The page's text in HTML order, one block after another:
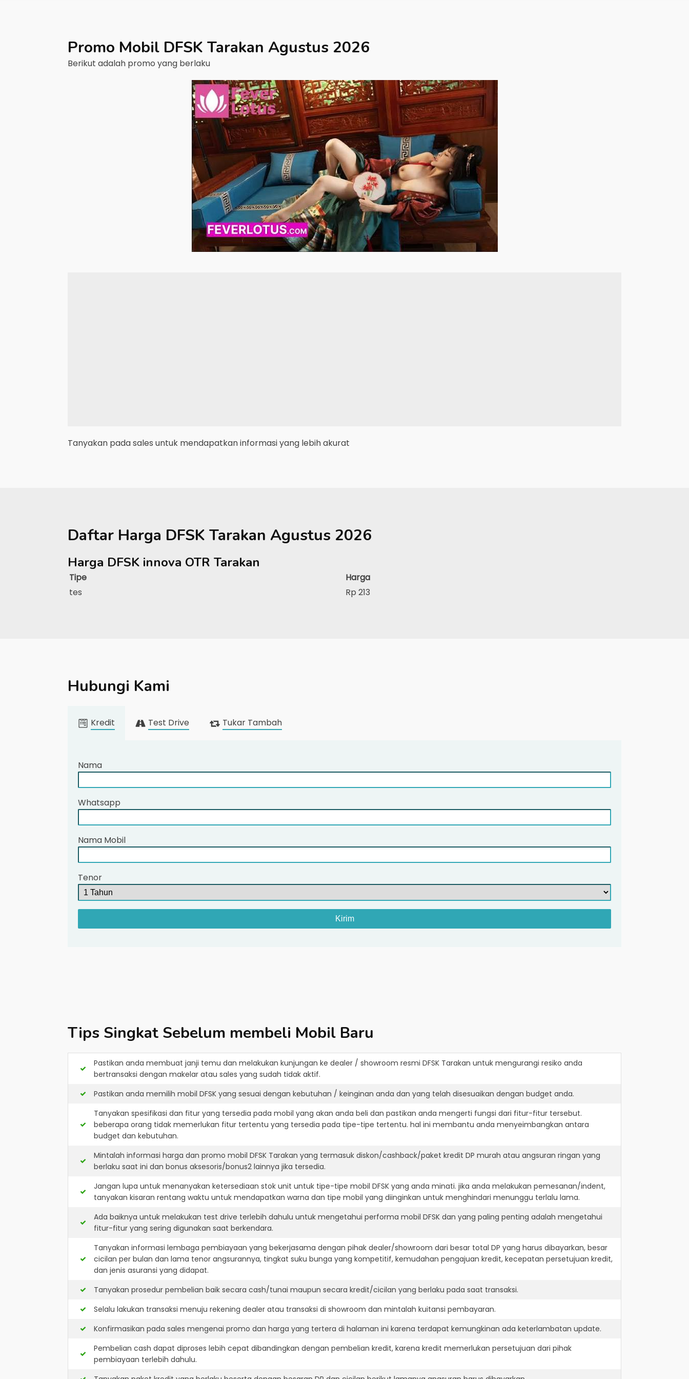
Promo Mobil DFSK Tarakan Agustus 2026
Berikut adalah promo yang berlaku
Tanyakan pada sales untuk mendapatkan informasi yang lebih akurat
Daftar Harga DFSK Tarakan Agustus 2026
Harga DFSK innova OTR Tarakan
Tipe
Harga
tes
Rp 213
Hubungi Kami
Kredit Test Drive Tukar Tambah
Nama
Whatsapp
Nama Mobil
Tenor
Tips Singkat Sebelum membeli Mobil Baru
Pastikan anda membuat janji temu dan melakukan kunjungan ke dealer / showroom resmi DFSK Tarakan untuk mengurangi resiko anda
bertransaksi dengan makelar atau sales yang sudah tidak aktif.
Pastikan anda memilih mobil DFSK yang sesuai dengan kebutuhan / keinginan anda dan yang telah disesuaikan dengan budget anda.
Tanyakan spesifikasi dan fitur yang tersedia pada mobil yang akan anda beli dan pastikan anda mengerti fungsi dari fitur-fitur tersebut.
beberapa orang tidak memerlukan fitur tertentu yang tersedia pada tipe-tipe tertentu. hal ini membantu anda menyeimbangkan antara
budget dan kebutuhan.
Mintalah informasi harga dan promo mobil DFSK Tarakan yang termasuk diskon/cashback/paket kredit DP murah atau angsuran ringan yang
berlaku saat ini dan bonus aksesoris/bonus2 lainnya jika tersedia.
Jangan lupa untuk menanyakan ketersediaan stok unit untuk tipe-tipe mobil DFSK yang anda minati. jika anda melakukan pemesanan/indent,
tanyakan kisaran rentang waktu untuk mendapatkan warna dan tipe mobil yang diinginkan untuk menghindari menunggu terlalu lama.
Ada baiknya untuk melakukan test drive terlebih dahulu untuk mengetahui performa mobil DFSK dan yang paling penting adalah mengetahui
fitur-fitur yang sering digunakan saat berkendara.
Tanyakan informasi lembaga pembiayaan yang bekerjasama dengan pihak dealer/showroom dari besar total DP yang harus dibayarkan, besar
cicilan per bulan dan lama tenor angsurannya, tingkat suku bunga yang kompetitif, kemudahan pengajuan kredit, kecepatan persetujuan kredit,
dan jenis asuransi yang didapat.
Tanyakan prosedur pembelian baik secara cash/tunai maupun secara kredit/cicilan yang berlaku pada saat transaksi.
Selalu lakukan transaksi menuju rekening dealer atau transaksi di showroom dan mintalah kuitansi pembayaran.
Konfirmasikan pada sales mengenai promo dan harga yang tertera di halaman ini karena terdapat kemungkinan ada keterlambatan update.
Pembelian cash dapat diproses lebih cepat dibandingkan dengan pembelian kredit, karena kredit memerlukan persetujuan dari pihak
pembiayaan terlebih dahulu.